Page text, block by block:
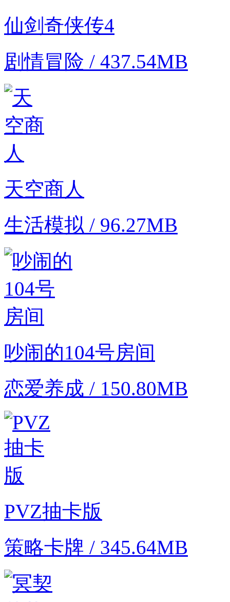
仙剑奇侠传4
剧情冒险 / 437.54MB
天空商人
生活模拟 / 96.27MB
吵闹的104号房间
恋爱养成 / 150.80MB
PVZ抽卡版
策略卡牌 / 345.64MB